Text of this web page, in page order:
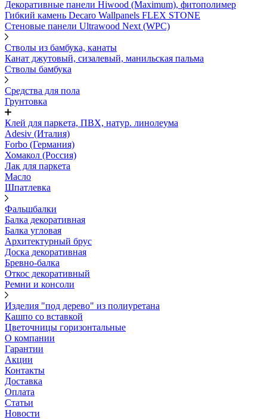
Декоративные панели Hiwood (Maximum), фитополимер
Гибкий камень Decaro Wallpanels FLEX STONE
Стеновые панели Ultrawood Next (WPC)
Стволы из бамбука, канаты
Канат джутовый, сизалевый, манильская пальма
Стволы бамбука
Средства для пола
Грунтовка
Клей для паркета, ПВХ, натур. линолеума
Adesiv (Италия)
Forbo (Германия)
Хомакол (Россия)
Лак для паркета
Масло
Шпатлевка
Фальшбалки
Балка декоративная
Балка угловая
Архитектурный брус
Доска декоративная
Бревно-балка
Откос декоративный
Ремни и консоли
Изделия "под дерево" из полиуретана
Кашпо со вставкой
Цветочницы горизонтальные
О компании
Гарантии
Акции
Контакты
Доставка
Оплата
Статьи
Новости